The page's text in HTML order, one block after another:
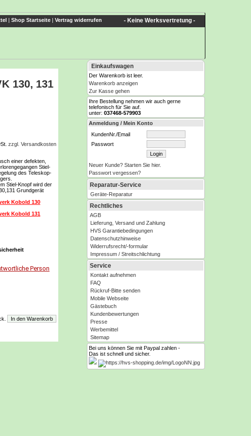
- Keine Werksvertretung -
| Shop Startseite | Vertrag widerrufen
130, 131
zzgl. Versandkosten
einer defekten,
Stiel-
des Teleskop-
Stiel-Knopf wird der
Grundgerät
Kobold 130
Kobold 131
Person
Einkaufswagen
Der Warenkorb ist leer.
Warenkorb anzeigen
Zur Kasse gehen
Ihre Bestellung nehmen wir auch gerne
telefonisch für Sie auf.
unter: 037468-579903
Anmeldung / Mein Konto
KundenNr./Email
Passwort
Neuer Kunde? Starten Sie hier.
Passwort vergessen?
Reparatur-Service
Geräte-Reparatur
Rechtliches
AGB
Lieferung, Versand und Zahlung
HVS Garantiebedingungen
Datenschutzhinweise
Widerrufsrecht/-formular
Impressum / Streitschlichtung
Service
Kontakt aufnehmen
FAQ
Rückruf-Bitte senden
Mobile Webseite
Gästebuch
Kundenbewertungen
Presse
Werbemittel
Sitemap
Bei uns können Sie mit Paypal zahlen -
Das ist schnell und sicher.